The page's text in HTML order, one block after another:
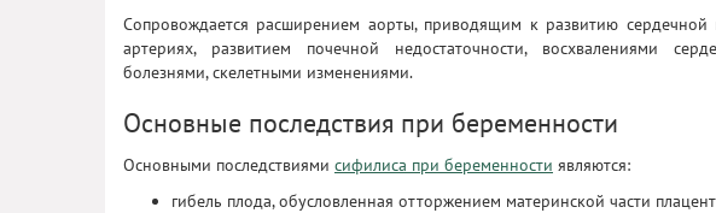
Сопровождается расширением аорты, приводящим к развитию сердечной
артериях, развитием почечной недостаточности, восхвалениями
болезнями, скелетными изменениями.
Основные последствия при беременности
Основными последствиями сифилиса при беременности являются:
гибель плода, обусловленная отторжением материнской части